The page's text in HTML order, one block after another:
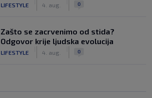
LIFESTYLE 4. aug. 0
Zašto se zacrvenimo od stida?
Odgovor krije ljudska evolucija
LIFESTYLE 4. aug. 0